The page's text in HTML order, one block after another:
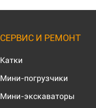
СЕРВИС И РЕМОНТ
Катки
Мини-погрузчики
Мини-экскаваторы